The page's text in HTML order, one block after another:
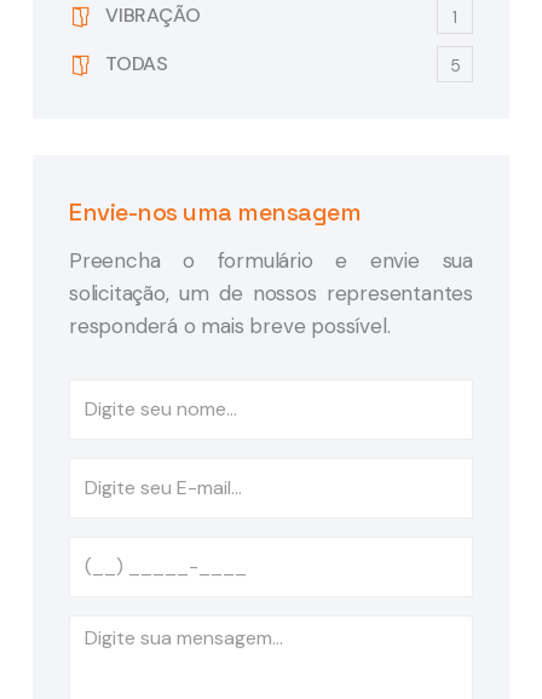
VIBRAÇÃO 1
TODAS 5
Envie-nos uma mensagem
Preencha o formulário e envie sua
solicitação, um de nossos representantes
responderá o mais breve possível.